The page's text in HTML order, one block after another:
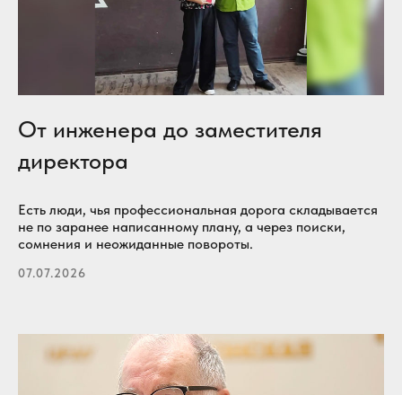
От инженера до заместителя
директора
Есть люди, чья профессиональная дорога складывается
не по заранее написанному плану, а через поиски,
сомнения и неожиданные повороты.
07.07.2026